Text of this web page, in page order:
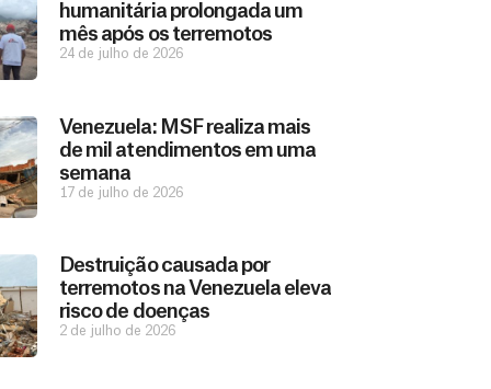
humanitária prolongada um
mês após os terremotos
24 de julho de 2026
Venezuela: MSF realiza mais
de mil atendimentos em uma
semana
17 de julho de 2026
Destruição causada por
terremotos na Venezuela eleva
risco de doenças
2 de julho de 2026